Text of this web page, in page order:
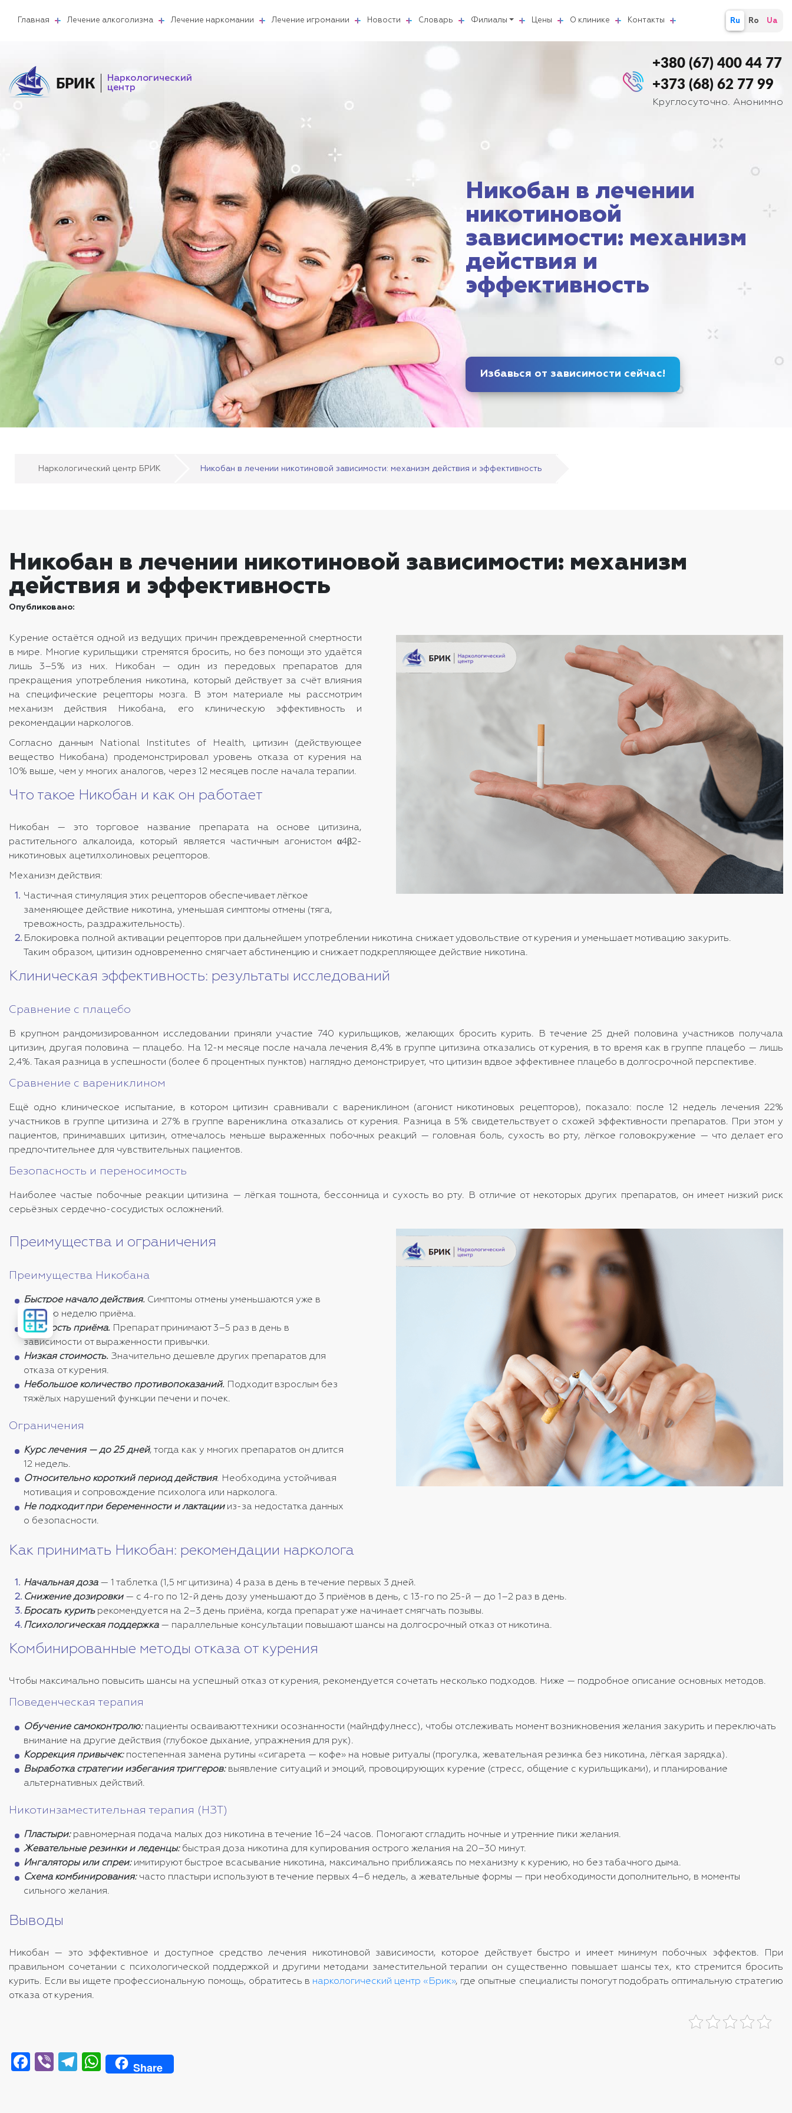
Главная Лечение алкоголизма Лечение наркомании Лечение игромании Новости Словарь Филиалы Цены О клинике Контакты Ru Ro Ua
БРИК
Наркологический
центр
+380 (67) 400 44 77
+373 (68) 62 77 99
Круглосуточно. Анонимно
Никобан в лечении
никотиновой
зависимости: механизм
действия и
эффективность
Избавься от зависимости сейчас!
Наркологический центр БРИК Никобан в лечении никотиновой зависимости: механизм действия и эффективность
Никобан в лечении никотиновой зависимости: механизм
действия и эффективность
Опубликовано:
Курение остаётся одной из ведущих причин преждевременной смертности
в мире. Многие курильщики стремятся бросить, но без помощи это удаётся
лишь 3–5% из них. Никобан — один из передовых препаратов для
прекращения употребления никотина, который действует за счёт влияния
на специфические рецепторы мозга. В этом материале мы рассмотрим
механизм действия Никобана, его клиническую эффективность и
рекомендации наркологов.
Согласно данным National Institutes of Health, цитизин (действующее
вещество Никобана) продемонстрировал уровень отказа от курения на
10% выше, чем у многих аналогов, через 12 месяцев после начала терапии.
Что такое Никобан и как он работает
Никобан — это торговое название препарата на основе цитизина,
растительного алкалоида, который является частичным агонистом α4β2-
никотиновых ацетилхолиновых рецепторов.
Механизм действия:
Частичная стимуляция этих рецепторов обеспечивает лёгкое
заменяющее действие никотина, уменьшая симптомы отмены (тяга,
тревожность, раздражительность).
Блокировка полной активации рецепторов при дальнейшем употреблении никотина снижает удовольствие от курения и уменьшает мотивацию закурить.
Таким образом, цитизин одновременно смягчает абстиненцию и снижает подкрепляющее действие никотина.
Клиническая эффективность: результаты исследований
Сравнение с плацебо
В крупном рандомизированном исследовании приняли участие 740 курильщиков, желающих бросить курить. В течение 25 дней половина участников получала
цитизин, другая половина — плацебо. На 12-м месяце после начала лечения 8,4% в группе цитизина отказались от курения, в то время как в группе плацебо — лишь
2,4%. Такая разница в успешности (более 6 процентных пунктов) наглядно демонстрирует, что цитизин вдвое эффективнее плацебо в долгосрочной перспективе.
Сравнение с варениклином
Ещё одно клиническое испытание, в котором цитизин сравнивали с варениклином (агонист никотиновых рецепторов), показало: после 12 недель лечения 22%
участников в группе цитизина и 27% в группе варениклина отказались от курения. Разница в 5% свидетельствует о схожей эффективности препаратов. При этом у
пациентов, принимавших цитизин, отмечалось меньше выраженных побочных реакций — головная боль, сухость во рту, лёгкое головокружение — что делает его
предпочтительнее для чувствительных пациентов.
Безопасность и переносимость
Наиболее частые побочные реакции цитизина — лёгкая тошнота, бессонница и сухость во рту. В отличие от некоторых других препаратов, он имеет низкий риск
серьёзных сердечно-сосудистых осложнений.
Преимущества и ограничения
Преимущества Никобана
Быстрое начало действия. Симптомы отмены уменьшаются уже в
первую неделю приёма.
Кратность приёма.
Препарат принимают 3–5 раз в день в
зависимости от выраженности привычки.
Низкая стоимость. Значительно дешевле других препаратов для
отказа от курения.
Небольшое количество противопоказаний.
Подходит взрослым без
тяжёлых нарушений функции печени и почек.
Ограничения
Курс лечения — до 25 дней, тогда как у многих препаратов он длится
12 недель.
Относительно короткий период действия. Необходима устойчивая
мотивация и сопровождение психолога или нарколога.
Не подходит при беременности и лактациииз-за недостатка данных
о безопасности.
Как принимать Никобан: рекомендации нарколога
Начальная доза — 1 таблетка (1,5 мг цитизина) 4 раза в день в течение первых 3 дней.
Снижение дозировки— с 4-го по 12-й день дозу уменьшают до 3 приёмов в день, с 13-го по 25-й — до 1–2 раз в день.
Бросать курить рекомендуется на 2–3 день приёма, когда препарат уже начинает смягчать позывы.
Психологическая поддержка — параллельные консультации повышают шансы на долгосрочный отказ от никотина.
Комбинированные методы отказа от курения
Чтобы максимально повысить шансы на успешный отказ от курения, рекомендуется сочетать несколько подходов. Ниже — подробное описание основных методов.
Поведенческая терапия
Обучение самоконтролю: пациенты осваивают техники осознанности (майндфулнесс), чтобы отслеживать момент возникновения желания закурить и переключать
внимание на другие действия (глубокое дыхание, упражнения для рук).
Коррекция привычек: постепенная замена рутины «сигарета — кофе» на новые ритуалы (прогулка, жевательная резинка без никотина, лёгкая зарядка).
Выработка стратегии избегания триггеров: выявление ситуаций и эмоций, провоцирующих курение (стресс, общение с курильщиками), и планирование
альтернативных действий.
Никотинзаместительная терапия (НЗТ)
Пластыри:равномерная подача малых доз никотина в течение 16–24 часов. Помогают сгладить ночные и утренние пики желания.
Жевательные резинки и леденцы: быстрая доза никотина для купирования острого желания на 20–30 минут.
Ингаляторы или спреи: имитируют быстрое всасывание никотина, максимально приближаясь по механизму к курению, но без табачного дыма.
Схема комбинирования:часто пластыри используют в течение первых 4–6 недель, а жевательные формы — при необходимости дополнительно, в моменты
сильного желания.
Выводы
Никобан — это эффективное и доступное средство лечения никотиновой зависимости, которое действует быстро и имеет минимум побочных эффектов. При
правильном сочетании с психологической поддержкой и другими методами заместительной терапии он существенно повышает шансы тех, кто стремится бросить
курить. Если вы ищете профессиональную помощь, обратитесь в наркологический центр «Брик», где опытные специалисты помогут подобрать оптимальную стратегию
отказа от курения.
Facebook
ViberTelegram
WhatsApp
Share
Рассчитать
стоимость
лечения